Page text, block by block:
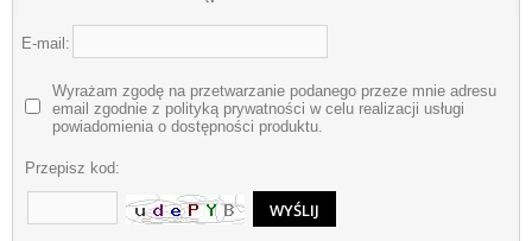
E-mail:
Wyrażam zgodę na przetwarzanie podanego przeze mnie adresu
email zgodnie z polityką prywatności w celu realizacji usługi
powiadomienia o dostępności produktu.
Przepisz kod: